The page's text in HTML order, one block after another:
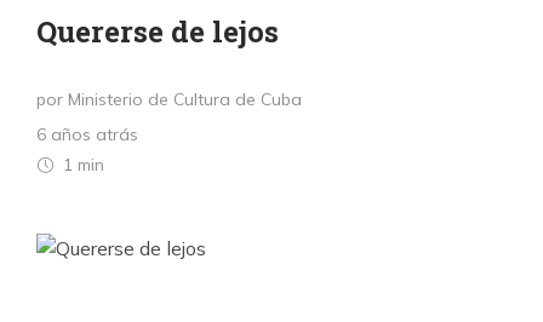
Quererse de lejos
por Ministerio de Cultura de Cuba
6 años atrás
1 min